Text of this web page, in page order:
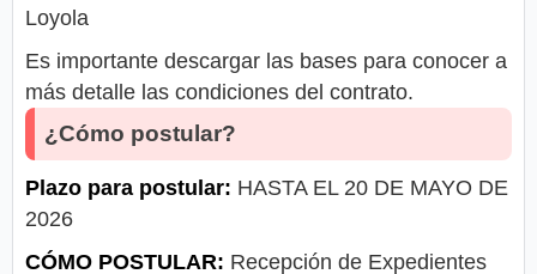
Loyola
Es importante descargar las bases para conocer a
más detalle las condiciones del contrato.
¿Cómo postular?
Plazo para postular: HASTA EL 20 DE MAYO DE
2026
CÓMO POSTULAR: Recepción de Expedientes